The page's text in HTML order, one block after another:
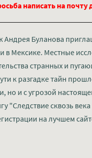
написать на
Андрея Буланова
в Мексике. Местные
странных и
к разгадке тайн
но и с угрозой
"Следствие сквозь
на лучшем